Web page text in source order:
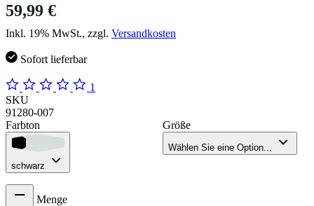
59,99 €
Inkl. 19% MwSt., zzgl. Versandkosten
Sofort lieferbar
1
SKU
91280-007
Farbton
schwarz
Größe
Wählen Sie eine Option...
Menge